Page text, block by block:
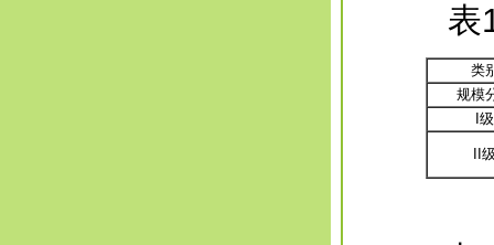
表
类
规模
I级
II